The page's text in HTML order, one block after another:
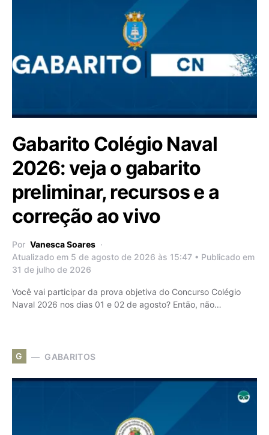
Gabarito Colégio Naval
2026: veja o gabarito
preliminar, recursos e a
correção ao vivo
Por Vanesca Soares
Atualizado em 5 de agosto de 2026 às 15:47 • Publicado em
31 de julho de 2026
Você vai participar da prova objetiva do Concurso Colégio
Naval 2026 nos dias 01 e 02 de agosto? Então, não…
G GABARITOS